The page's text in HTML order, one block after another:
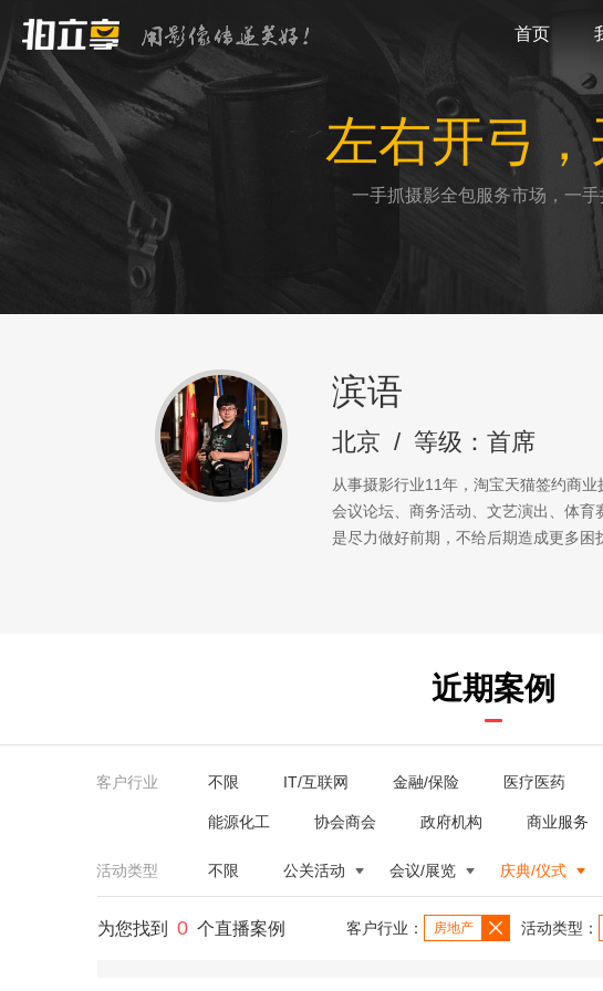
首页
左右开弓
一手抓摄影全包服务市场，一
滨语
北京 / 等级：首席
从事摄影行业11年，淘宝天猫签约商
会议论坛、商务活动、文艺演出、体
是尽力做好前期，不给后期造成更多困
近期案例
客户行业 不限 IT/互联网 金融/保险 医疗医药
能源化工 协会商会 政府机构 商业服务
活动类型 不限 公关活动 会议/展览 庆典/仪式
为您找到 0 个直播案例 客户行业： 房地产 活动类型：